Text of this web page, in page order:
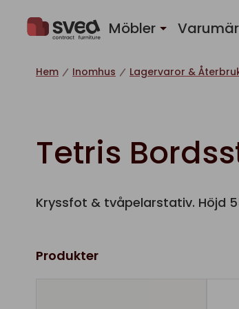
Möbler
Hem Inomhus Lagervaror &
Tetris
Kryssfot & tvåpelarstativ. Höjd
Produkter